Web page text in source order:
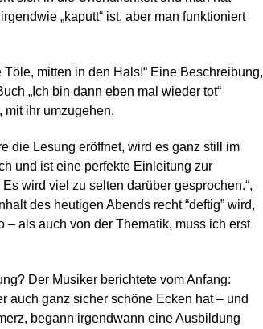
„kaputt“ ist, aber man funktioniert
mitten in den Hals!“ Eine Beschreibung,
„Ich bin dann eben mal wieder tot“
mit ihr umzugehen.
die Lesung eröffnet, wird es ganz still im
und ist eine perfekte Einleitung zur
wird viel zu selten darüber gesprochen.“,
des heutigen Abends recht “deftig” wird,
als auch von der Thematik, muss ich erst
Der Musiker berichtete vom Anfang:
auch ganz sicher schöne Ecken hat – und
begann irgendwann eine Ausbildung